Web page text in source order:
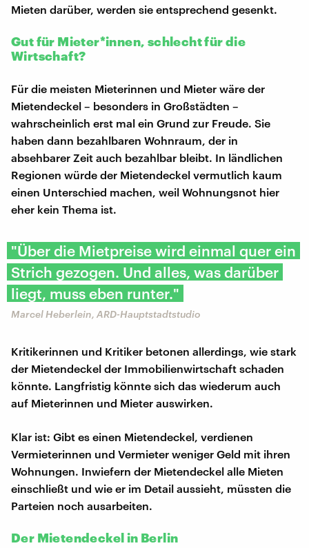
Mieten darüber, werden sie entsprechend gesenkt.
Gut für Mieter*innen, schlecht für die
Wirtschaft?
Für die meisten Mieterinnen und Mieter wäre der
Mietendeckel – besonders in Großstädten –
wahrscheinlich erst mal ein Grund zur Freude. Sie
haben dann bezahlbaren Wohnraum, der in
absehbarer Zeit auch bezahlbar bleibt. In ländlichen
Regionen würde der Mietendeckel vermutlich kaum
einen Unterschied machen, weil Wohnungsnot hier
eher kein Thema ist.
"Über die Mietpreise wird einmal quer ein
Strich gezogen. Und alles, was darüber
liegt, muss eben runter."
Marcel Heberlein, ARD-Hauptstadtstudio
Kritikerinnen und Kritiker betonen allerdings, wie stark
der Mietendeckel der Immobilienwirtschaft schaden
könnte. Langfristig könnte sich das wiederum auch
auf Mieterinnen und Mieter auswirken.
Klar ist: Gibt es einen Mietendeckel, verdienen
Vermieterinnen und Vermieter weniger Geld mit ihren
Wohnungen. Inwiefern der Mietendeckel alle Mieten
einschließt und wie er im Detail aussieht, müssten die
Parteien noch ausarbeiten.
Der Mietendeckel in Berlin